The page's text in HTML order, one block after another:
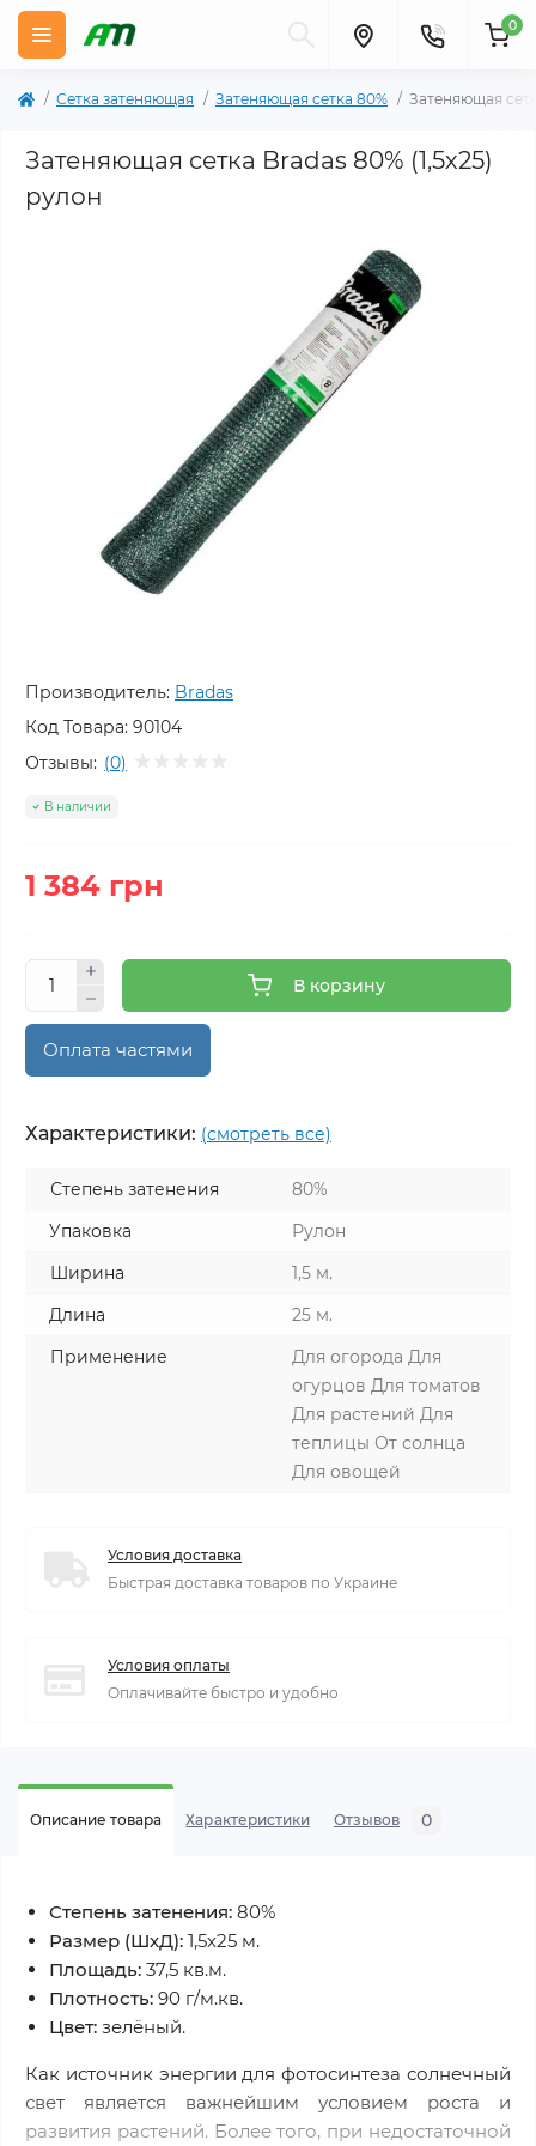
0
Сетка затеняющая Затеняющая сетка 80% Затеняющая
Затеняющая сетка Bradas 80% (1,5х25)
рулон
Производитель: Bradas
Код Товара: 90104
Отзывы: (0)
В наличии
1 384 грн
В корзину
Оплата частями
Характеристики: (смотреть все)
Степень затенения
80%
Упаковка
Рулон
Ширина
1,5 м.
Длина
25 м.
Применение
Для огорода Для
огурцов Для томатов
Для растений Для
теплицы От солнца
Для овощей
Условия доставка
Быстрая доставка товаров по Украине
Условия оплаты
Оплачивайте быстро и удобно
Описание товара Характеристики Отзывов 0
Степень затенения: 80%
Размер (ШхД): 1,5х25 м.
Площадь: 37,5 кв.м.
Плотность: 90 г/м.кв.
Цвет: зелёный.
Как источник энергии для фотосинтеза солнечный
свет является важнейшим условием роста и
развития растений. Более того, при недостаточной